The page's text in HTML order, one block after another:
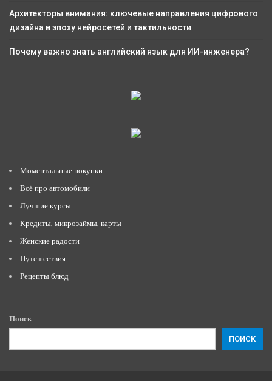
Архитекторы внимания: ключевые направления цифрового
дизайна в эпоху нейросетей и тактильности
Почему важно знать английский язык для ИИ-инженера?
Моментальные покупки
Всё про автомобили
Лучшие курсы
Кредиты, микрозаймы, карты
Женские радости
Путешествия
Рецепты блюд
Поиск
ПОИСК